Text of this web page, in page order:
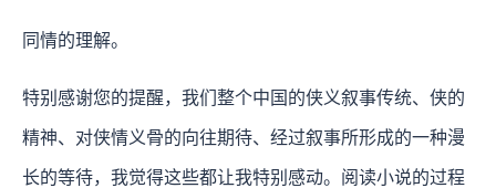
同情的理解。
特别感谢您的提醒，我们整个中国的侠义叙事传统、侠的
精神、对侠情义骨的向往期待、经过叙事所形成的一种漫
长的等待，我觉得这些都让我特别感动。阅读小说的过程